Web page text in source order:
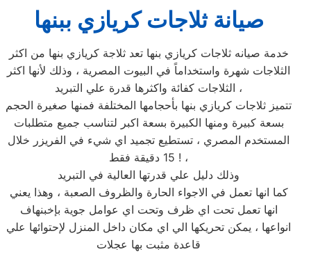
صيانة ثلاجات كريازي ببنها
خدمة صيانه ثلاجات كريازي بنها تعد ثلاجة كريازي بنها من اكثر
الثلاجات شهرة واستخداماً في البيوت المصرية ، وذلك لأنها اكثر
الثلاجات كفائة واكثرها قدرة علي التبريد ،
تتميز ثلاجات كريازي بنها بأحجامها المختلفة فمنها صغيرة الحجم
بسعة كبيرة ومنها الكبيرة بسعة اكبر لتناسب جميع متطلبات
المستخدم المصري ، تستطيع تجميد اي شيء في الفريزر خلال
15 دقيقة فقط ! ،
وذلك دليل علي قدرتها العالية في التبريد
كما انها تعمل في الاجواء الحارة والظروف الصعبة ، وهذا يعني
انها تعمل تحت اي ظرف وتحت اي عوامل جوية بإخبنهاف
انواعها ، يمكن تحريكها الي اي مكان داخل المنزل لإحتوائها علي
قاعدة مثبت بها عجلات